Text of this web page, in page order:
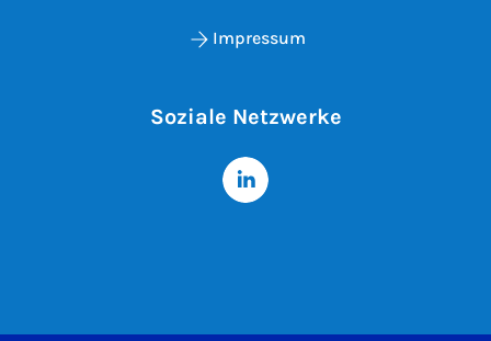
Impressum
Soziale Netzwerke